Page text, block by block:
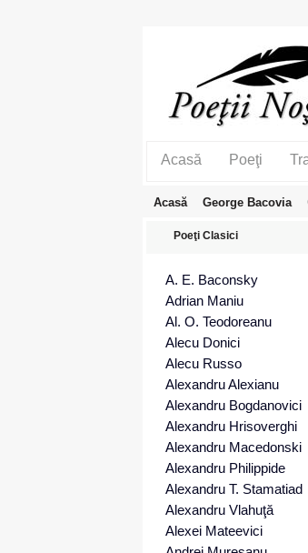
Acasă Poeţi
Acasă George Bacovia
Poeţi Clasici
A. E. Baconsky
Adrian Maniu
Al. O. Teodoreanu
Alecu Donici
Alecu Russo
Alexandru Alexianu
Alexandru Bogdanovici
Alexandru Hrisoverghi
Alexandru Macedonski
Alexandru Philippide
Alexandru T. Stamatiad
Alexandru Vlahuţă
Alexei Mateevici